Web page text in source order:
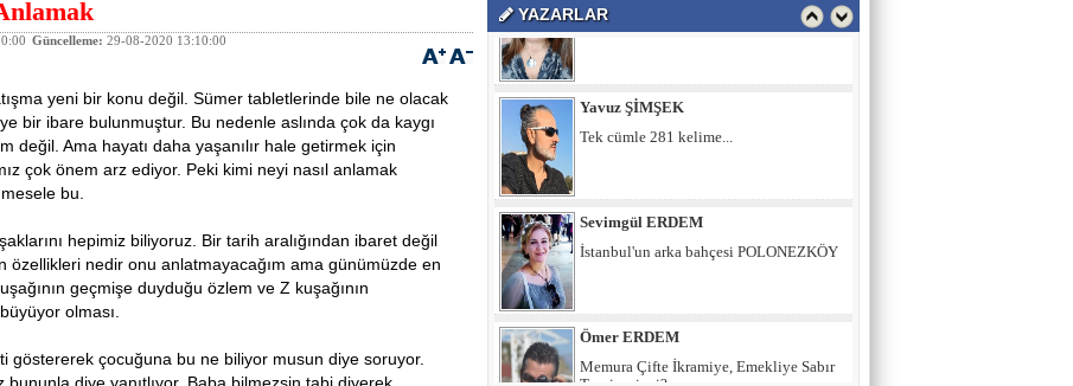
Güncelleme: 29-08-2020 13:10:00
yeni bir konu değil. Sümer tabletlerinde bile ne olacak
bir ibare bulunmuştur. Bu nedenle aslında çok da kaygı
değil. Ama hayatı daha yaşanılır hale getirmek için
çok önem arz ediyor. Peki kimi neyi nasıl anlamak
bu.
hepimiz biliyoruz. Bir tarih aralığından ibaret değil
özellikleri nedir onu anlatmayacağım ama günümüzde en
geçmişe duyduğu özlem ve Z kuşağının
olması.
çocuğuna bu ne biliyor musun diye soruyor.
YAZARLAR
Tek cümle 281 kelime...
İstanbul'un arka bahçesi POLONEZKÖY
Memura Çifte İkramiye, Emekliye Sabır
Tavsiyesi mi?